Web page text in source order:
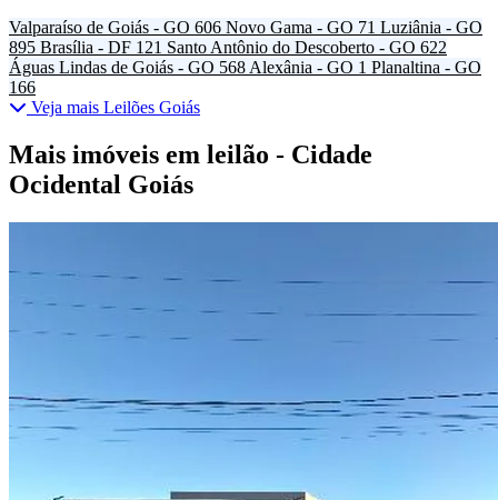
Valparaíso de Goiás - GO 606 Novo Gama - GO 71 Luziânia - GO
895 Brasília - DF 121 Santo Antônio do Descoberto - GO 622
Águas Lindas de Goiás - GO 568 Alexânia - GO 1 Planaltina - GO
166
Veja mais Leilões Goiás
Mais imóveis em leilão - Cidade
Ocidental Goiás